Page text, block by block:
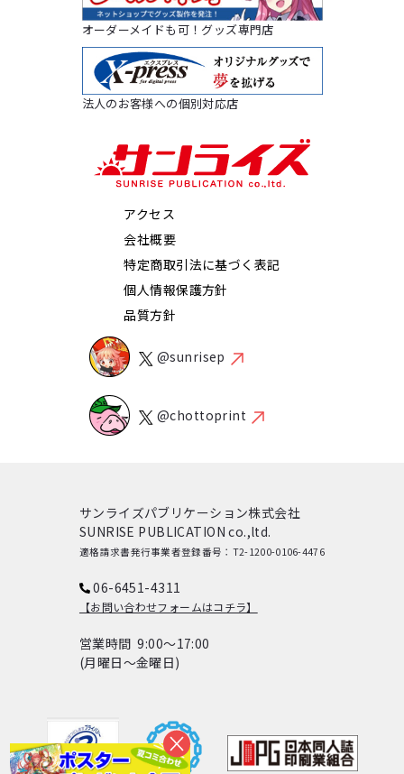
アクセス
会社概要
特定商取引法に基づく表記
個人情報保護方針
品質方針
@sunrisep
@chottoprint
オーダーメイドも可！グッズ専門店
法人のお客様への個別対応店
サンライズパブリケーション株式会社
SUNRISE PUBLICATION co.,ltd.
適格請求書発行事業者登録番号：T2-1200-0106-4476
06-6451-4311
【お問い合わせフォームはコチラ】
営業時間 9:00～17:00
(月曜日～金曜日)